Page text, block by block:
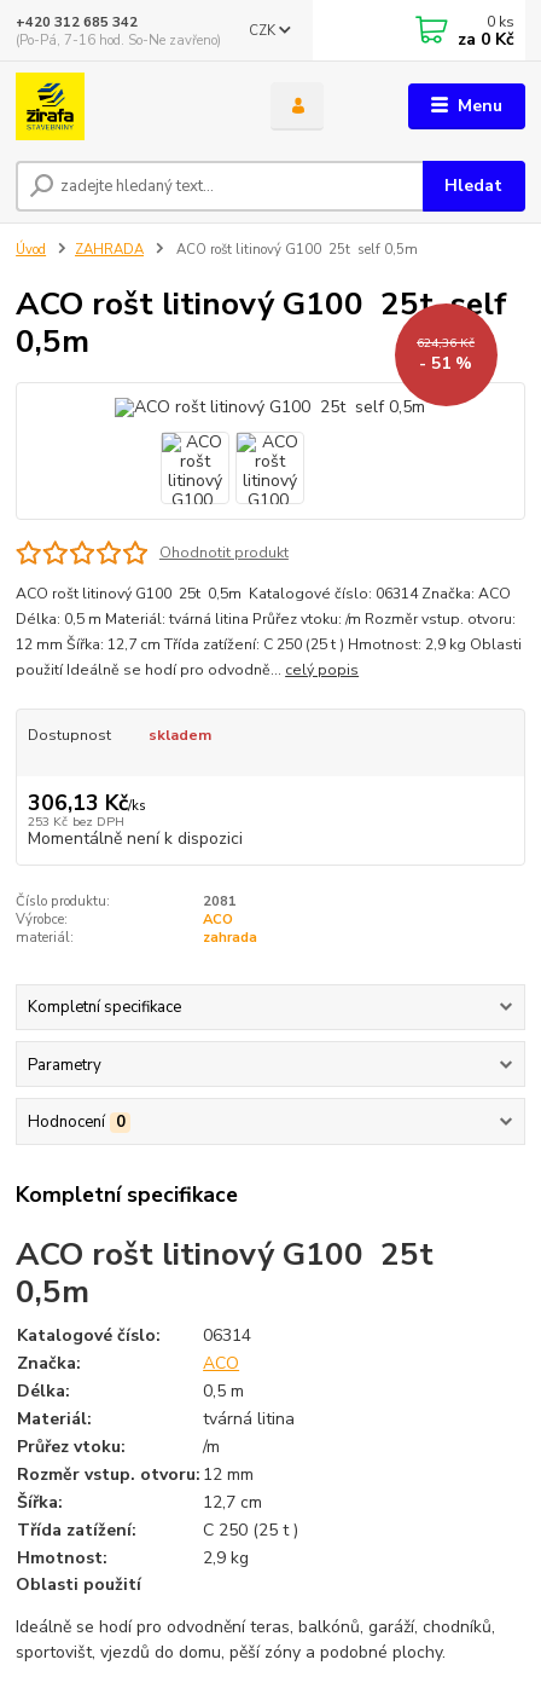
Menu
CZK
Hledat
+420 312 685 342
(Po-Pá, 7-16 hod. So-Ne zavřeno)
0 ks
za 0 Kč
Úvod ZAHRADA ACO rošt litinový G100 25t self 0,5m
ACO rošt litinový G100 25t self
0,5m
624,36 Kč
- 51 %
Ohodnotit produkt
ACO rošt litinový G100 25t 0,5m Katalogové číslo: 06314 Značka: ACO
Délka: 0,5 m Materiál: tvárná litina Průřez vtoku: /m Rozměr vstup. otvoru:
12 mm Šířka: 12,7 cm Třída zatížení: C 250 (25 t ) Hmotnost: 2,9 kg Oblasti
použití Ideálně se hodí pro odvodně... celý popis
Dostupnost skladem
306,13 Kč/ks
253 Kč bez DPH
Momentálně není k dispozici
Číslo produktu:
2081
Výrobce:
ACO
materiál:
zahrada
Kompletní specifikace
Parametry
Hodnocení 0
Kompletní specifikace
ACO rošt litinový G100 25t
0,5m
Katalogové číslo:
06314
Značka:
ACO
Délka:
0,5 m
Materiál:
tvárná litina
Průřez vtoku:
/m
Rozměr vstup. otvoru: 12 mm
Šířka:
12,7 cm
Třída zatížení:
C 250 (25 t )
Hmotnost:
2,9 kg
Oblasti použití
Ideálně se hodí pro odvodnění teras, balkónů, garáží, chodníků,
sportovišt, vjezdů do domu, pěší zóny a podobné plochy.